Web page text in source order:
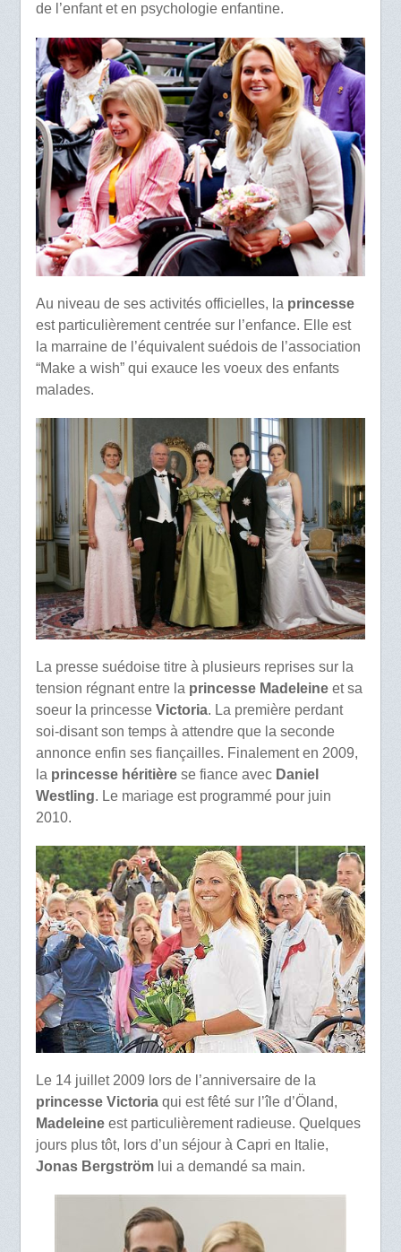
de l’enfant et en psychologie enfantine.
Au niveau de ses activités officielles, la princesse
est particulièrement centrée sur l’enfance. Elle est
la marraine de l’équivalent suédois de l’association
“Make a wish” qui exauce les voeux des enfants
malades.
La presse suédoise titre à plusieurs reprises sur la
tension régnant entre la princesse Madeleineet sa
soeur la princesse Victoria. La première perdant
soi-disant son temps à attendre que la seconde
annonce enfin ses fiançailles. Finalement en 2009,
la princesse héritièrese fiance avec Daniel
Westling. Le mariage est programmé pour juin
2010.
Le 14 juillet 2009 lors de l’anniversaire de la
princesse Victoriaqui est fêté sur l’île d’Öland,
Madeleineest particulièrement radieuse. Quelques
jours plus tôt, lors d’un séjour à Capri en Italie,
Jonas Bergströmlui a demandé sa main.